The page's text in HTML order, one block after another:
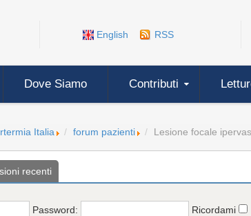
English RSS
Dove Siamo Contributi
Italia forum pazienti Lesione focale
recenti
Password:
Ricordami